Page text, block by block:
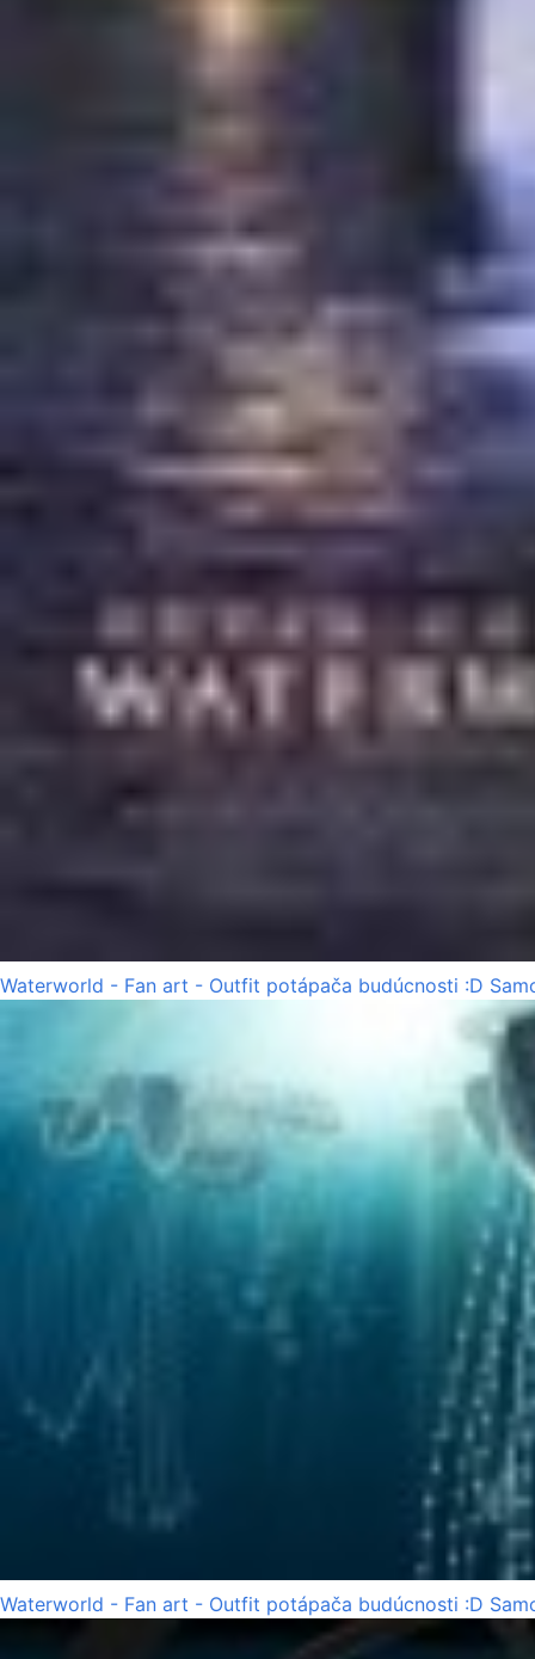
Waterworld - Fan art - Outfit potápača budúcnosti :D
Waterworld - Fan art - Outfit potápača budúcnosti :D